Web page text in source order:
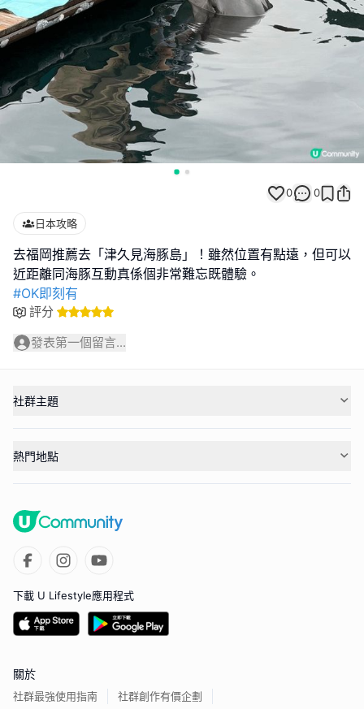
0 0
日本攻略
去福岡推薦去「津久見海豚島」！雖然位置有點遠，但可以
#OK即刻有
評分
發表第一個留言...
社群主題
熱門地點
下載 U Lifestyle應用程式
關於
社群最強使用指南 社群創作有價企劃